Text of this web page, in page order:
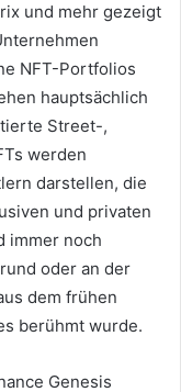
und mehr gezeigt
NFT-Portfolios
hauptsächlich
Street-,
werden
darstellen, die
und privaten
immer noch
oder an der
dem frühen
berühmt wurde.
Genesis